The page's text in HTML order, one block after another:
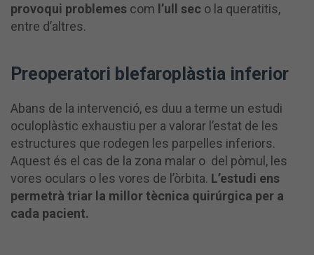
provoqui problemes com l’ull sec o la queratitis,
entre d’altres.
Preoperatori blefaroplàstia inferior
Abans de la intervenció, es duu a terme un estudi
oculoplàstic exhaustiu per a valorar l’estat de les
estructures que rodegen les parpelles inferiors.
Aquest és el cas de la zona malar o del pòmul, les
vores oculars o les vores de l’òrbita. L’estudi ens
permetrà triar la millor tècnica quirúrgica per a
cada pacient.